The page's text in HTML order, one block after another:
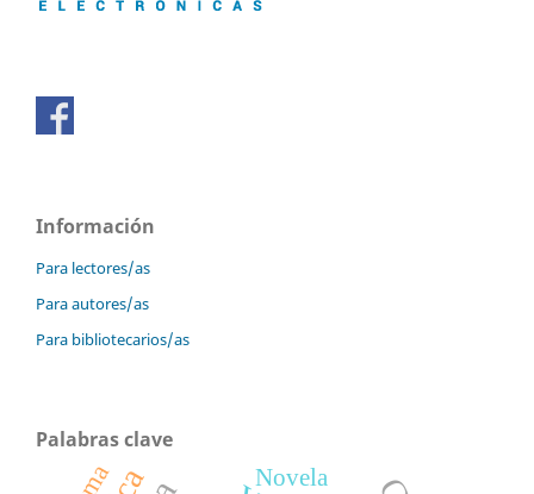
Información
Para lectores/as
Para autores/as
Para bibliotecarios/as
Palabras clave
Novela